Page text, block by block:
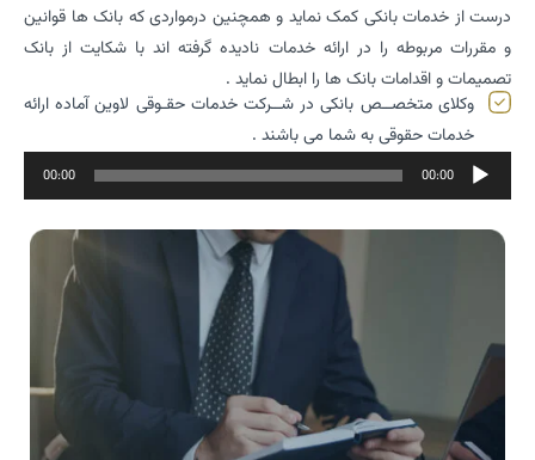
درست از خدمات بانکی کمک نماید و همچنین درمواردی که بانک ها قوانین
و مقررات مربوطه را در ارائه خدمات نادیده گرفته اند با شکایت از بانک
تصمیمات و اقدامات بانک ها را ابطال نماید .
وکلای متخصــص بانکی در شــرکت خدمات حقـوقی لاوین آماده ارائه
خدمات حقوقی به شما می باشند .
پخش‌کننده
صوت
00:00
00:00